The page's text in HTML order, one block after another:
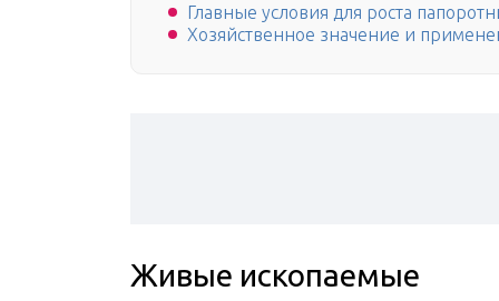
Главные условия для роста
Хозяйственное значение и
Живые ископаемые